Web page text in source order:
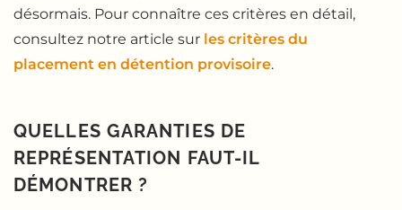
désormais. Pour connaître ces critères en détail,
consultez notre article sur les critères du
placement en détention provisoire.
QUELLES GARANTIES DE
REPRÉSENTATION FAUT-IL
DÉMONTRER ?